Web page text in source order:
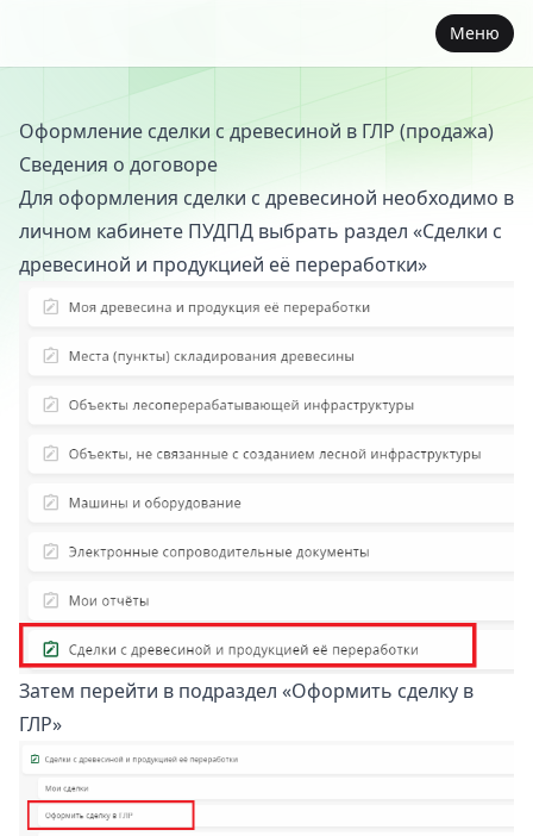
Меню
Оформление сделки с древесиной в ГЛР (продажа)
Сведения о договоре
Для оформления сделки с древесиной необходимо в
личном кабинете ПУДПД выбрать раздел «Сделки с
древесиной и продукцией её переработки»
Затем перейти в подраздел «Оформить сделку в
ГЛР»